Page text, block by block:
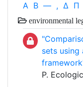
Α Β — , Δ Π
environmental
sets
P.